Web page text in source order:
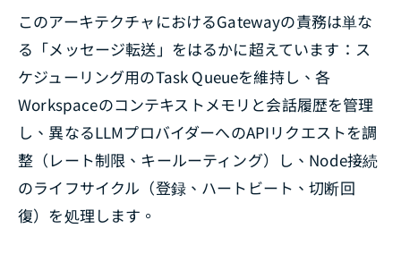
このアーキテクチャにおけるGatewayの責務は単な
る「メッセージ転送」をはるかに超えています：ス
ケジューリング用のTask Queueを維持し、各
Workspaceのコンテキストメモリと会話履歴を管理
し、異なるLLMプロバイダーへのAPIリクエストを調
整（レート制限、キールーティング）し、Node接続
のライフサイクル（登録、ハートビート、切断回
復）を処理します。